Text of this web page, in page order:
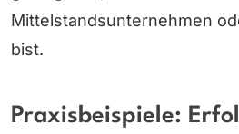
Mittelstandsunternehmen
bist.
Praxisbeispiele: